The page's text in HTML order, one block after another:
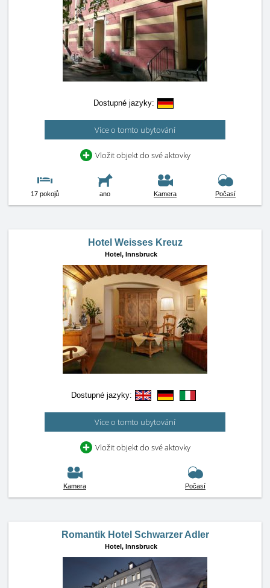
Dostupné jazyky:
Více o tomto ubytování
Vložit objekt do své aktovky
17 pokojů ano Kamera Počasí
Hotel Weisses Kreuz
Hotel, Innsbruck
Dostupné jazyky:
Více o tomto ubytování
Vložit objekt do své aktovky
Kamera Počasí
Romantik Hotel Schwarzer Adler
Hotel, Innsbruck